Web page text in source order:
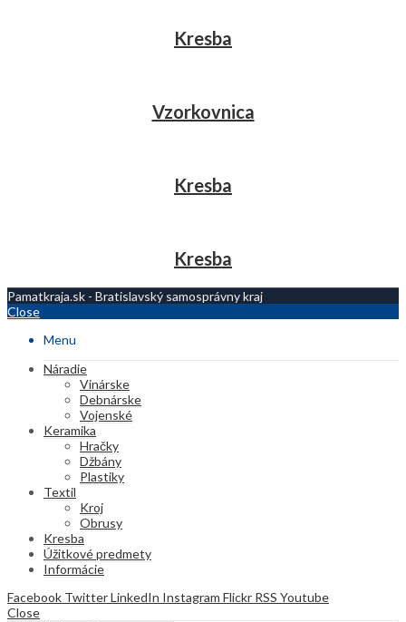
Kresba
Vzorkovnica
Kresba
Kresba
Pamatkraja.sk - Bratislavský samosprávny kraj
Close
Menu
Náradie
Vinárske
Debnárske
Vojenské
Keramika
Hračky
Džbány
Plastiky
Textil
Kroj
Obrusy
Kresba
Úžitkové predmety
Informácie
Facebook TwitterLinkedIn Instagram Flickr RSS Youtube
Close